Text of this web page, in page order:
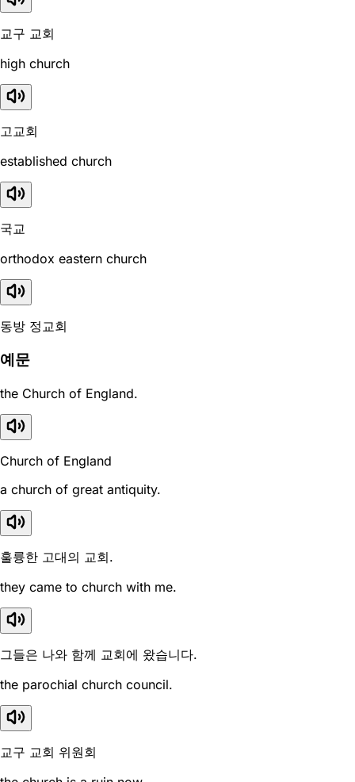
교구 교회
high church
고교회
established church
국교
orthodox eastern church
동방 정교회
예문
the Church of England.
Church of England
a church of great antiquity.
훌륭한 고대의 교회.
they came to church with me.
그들은 나와 함께 교회에 왔습니다.
the parochial church council.
교구 교회 위원회